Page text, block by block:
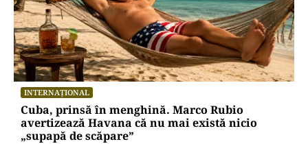
INTERNAȚIONAL
Cuba, prinsă în menghină. Marco Rubio
avertizează Havana că nu mai există nicio
„supapă de scăpare”